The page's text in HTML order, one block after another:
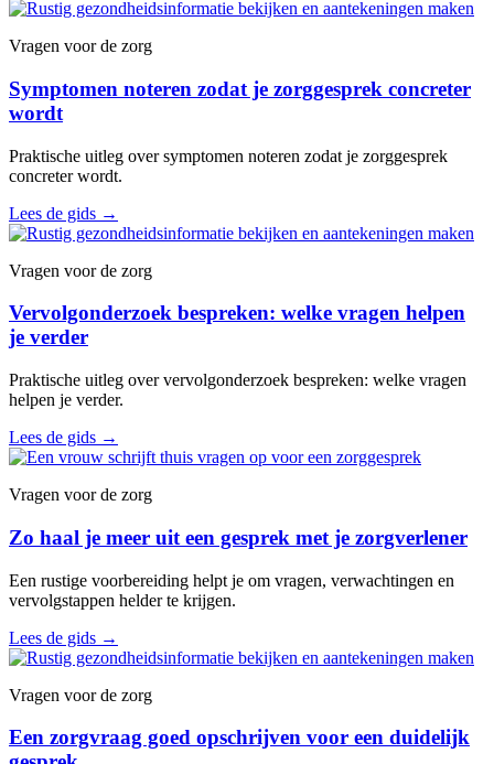
Vragen voor de zorg
Symptomen noteren zodat je zorggesprek concreter
wordt
Praktische uitleg over symptomen noteren zodat je zorggesprek
concreter wordt.
Lees de gids →
Vragen voor de zorg
Vervolgonderzoek bespreken: welke vragen helpen
je verder
Praktische uitleg over vervolgonderzoek bespreken: welke vragen
helpen je verder.
Lees de gids →
Vragen voor de zorg
Zo haal je meer uit een gesprek met je zorgverlener
Een rustige voorbereiding helpt je om vragen, verwachtingen en
vervolgstappen helder te krijgen.
Lees de gids →
Vragen voor de zorg
Een zorgvraag goed opschrijven voor een duidelijk